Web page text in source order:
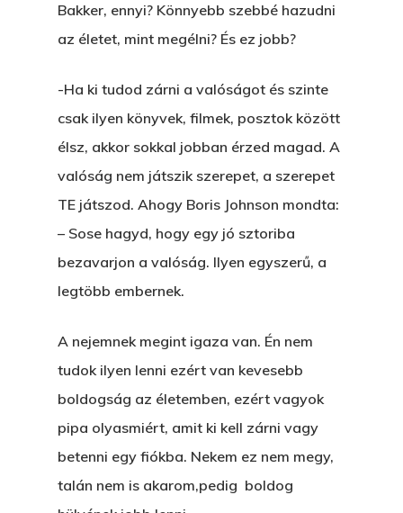
Bakker, ennyi? Könnyebb szebbé hazudni
az életet, mint megélni? És ez jobb?
-Ha ki tudod zárni a valóságot és szinte
csak ilyen könyvek, filmek, posztok között
élsz, akkor sokkal jobban érzed magad. A
valóság nem játszik szerepet, a szerepet
TE játszod. Ahogy Boris Johnson mondta:
– Sose hagyd, hogy egy jó sztoriba
bezavarjon a valóság. Ilyen egyszerű, a
legtöbb embernek.
A nejemnek megint igaza van. Én nem
tudok ilyen lenni ezért van kevesebb
boldogság az életemben, ezért vagyok
pipa olyasmiért, amit ki kell zárni vagy
betenni egy fiókba. Nekem ez nem megy,
talán nem is akarom,pedig boldog